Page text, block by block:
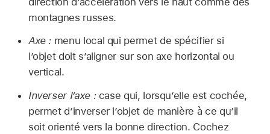
montagnes russes.
Axe : menu local qui permet de spécifier si
l’objet doit s’aligner sur son axe horizontal ou
vertical.
Inverser l’axe :case qui, lorsqu’elle est cochée,
permet d’inverser l’objet de manière à ce qu’il
soit orienté vers la bonne direction. Cochez